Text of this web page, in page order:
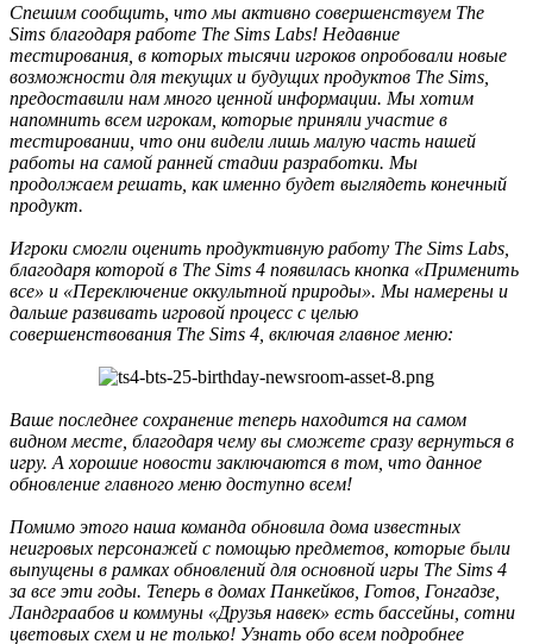
Спешим сообщить, что мы активно совершенствуем The
Sims благодаря работе The Sims Labs! Недавние
тестирования, в которых тысячи игроков опробовали новые
возможности для текущих и будущих продуктов The Sims,
предоставили нам много ценной информации. Мы хотим
напомнить всем игрокам, которые приняли участие в
тестировании, что они видели лишь малую часть нашей
работы на самой ранней стадии разработки. Мы
продолжаем решать, как именно будет выглядеть конечный
продукт.
Игроки смогли оценить продуктивную работу The Sims Labs,
благодаря которой в The Sims 4 появилась кнопка «Применить
все» и «Переключение оккультной природы». Мы намерены и
дальше развивать игровой процесс с целью
совершенствования The Sims 4, включая главное меню:
Ваше последнее сохранение теперь находится на самом
видном месте, благодаря чему вы сможете сразу вернуться в
игру. А хорошие новости заключаются в том, что данное
обновление главного меню доступно всем!
Помимо этого наша команда обновила дома известных
неигровых персонажей с помощью предметов, которые были
выпущены в рамках обновлений для основной игры The Sims 4
за все эти годы. Теперь в домах Панкейков, Готов, Гонгадзе,
Ландграабов и коммуны «Друзья навек» есть бассейны, сотни
цветовых схем и не только! Узнать обо всем подробнее